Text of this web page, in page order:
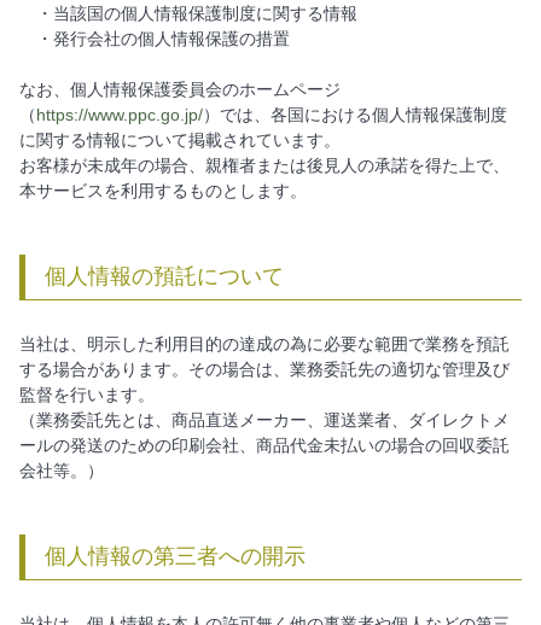
・当該国の個人情報保護制度に関する情報
・発行会社の個人情報保護の措置
なお、個人情報保護委員会のホームページ
（https://www.ppc.go.jp/）では、各国における個人情報保護制度
に関する情報について掲載されています。
お客様が未成年の場合、親権者または後見人の承諾を得た上で、
本サービスを利用するものとします。
個人情報の預託について
当社は、明示した利用目的の達成の為に必要な範囲で業務を預託
する場合があります。その場合は、業務委託先の適切な管理及び
監督を行います。
（業務委託先とは、商品直送メーカー、運送業者、ダイレクトメ
ールの発送のための印刷会社、商品代金未払いの場合の回収委託
会社等。）
個人情報の第三者への開示